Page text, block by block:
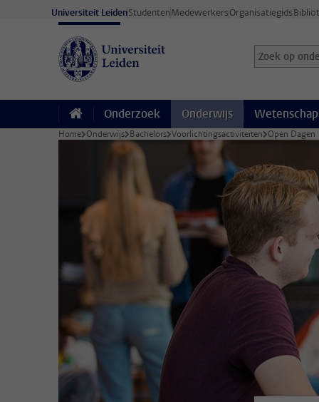
Ga direct naar de inhoud
Universiteit LeidenStudentenMedewerkersOrganisatiegids
Zoek op
Zoekterm
Onderzoek Onderwijs
Home Onderwijs Bachelors Voorlichtingsactiviteiten Open Dagen